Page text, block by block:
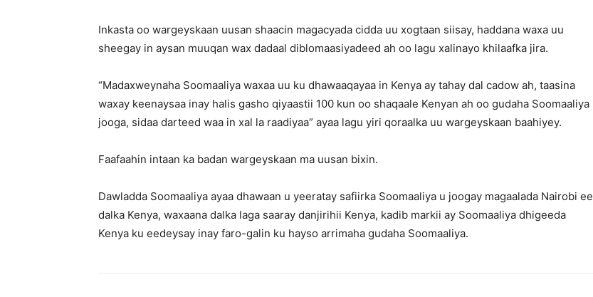
Inkasta oo wargeyskaan uusan shaacin magacyada cidda uu xogtaan siisay, haddana waxa uu
sheegay in aysan muuqan wax dadaal diblomaasiyadeed ah oo lagu xalinayo khilaafka jira.
“Madaxweynaha Soomaaliya waxaa uu ku dhawaaqayaa in Kenya ay tahay dal cadow ah, taasina
waxay keenaysaa inay halis gasho qiyaastii 100 kun oo shaqaale Kenyan ah oo gudaha Soomaaliya
jooga, sidaa darteed waa in xal la raadiyaa” ayaa lagu yiri qoraalka uu wargeyskaan baahiyey.
Faafaahin intaan ka badan wargeyskaan ma uusan bixin.
Dawladda Soomaaliya ayaa dhawaan u yeeratay safiirka Soomaaliya u joogay magaalada Nairobi ee
dalka Kenya, waxaana dalka laga saaray danjirihii Kenya, kadib markii ay Soomaaliya dhigeeda
Kenya ku eedeysay inay faro-galin ku hayso arrimaha gudaha Soomaaliya.